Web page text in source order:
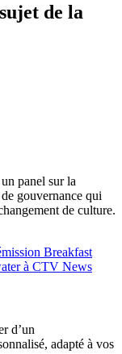
de la
panel sur la
gouvernance qui
de culture.
Breakfast
à CTV News
d’un
adapté à vos